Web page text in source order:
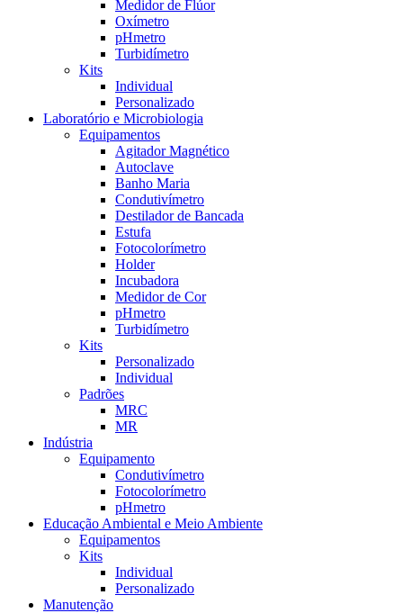
Medidor de Flúor
Oxímetro
pHmetro
Turbidímetro
Kits
Individual
Personalizado
Laboratório e Microbiologia
Equipamentos
Agitador Magnético
Autoclave
Banho Maria
Condutivímetro
Destilador de Bancada
Estufa
Fotocolorímetro
Holder
Incubadora
Medidor de Cor
pHmetro
Turbidímetro
Kits
Personalizado
Individual
Padrões
MRC
MR
Indústria
Equipamento
Condutivímetro
Fotocolorímetro
pHmetro
Educação Ambiental e Meio Ambiente
Equipamentos
Kits
Individual
Personalizado
Manutenção